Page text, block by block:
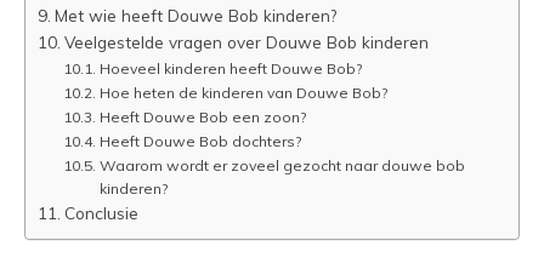
Met wie heeft Douwe Bob kinderen?
Veelgestelde vragen over Douwe Bob kinderen
Hoeveel kinderen heeft Douwe Bob?
Hoe heten de kinderen van Douwe Bob?
Heeft Douwe Bob een zoon?
Heeft Douwe Bob dochters?
Waarom wordt er zoveel gezocht naar douwe bob
kinderen?
Conclusie